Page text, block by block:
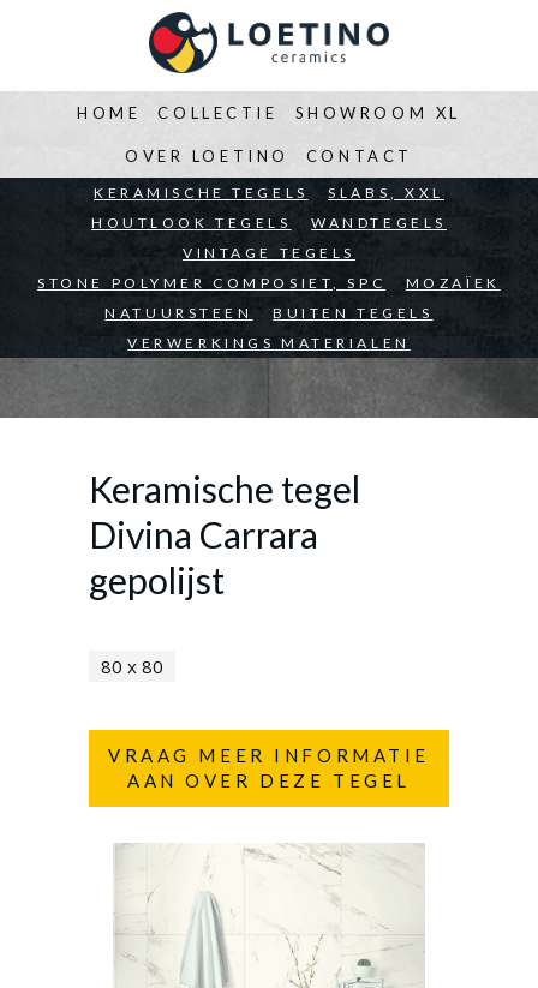
HOME
BEDRIJVEN ARCHITECTEN PARTICULIEREN
COLLECTIE
KERAMISCHE TEGELS
SLABS, XXL
HOUTLOOK TEGELS
WANDTEGELS
VINTAGE TEGELS
STONE POLYMER COMPOSIET, SPC
MOZAÏEK
NATUURSTEEN
BUITEN TEGELS
VERWERKINGS MATERIALEN
SHOWROOM XL
OVER LOETINO CONTACT
Keramische tegel
Divina Carrara
gepolijst
80 x 80
VRAAG MEER INFORMATIE
AAN OVER DEZE TEGEL